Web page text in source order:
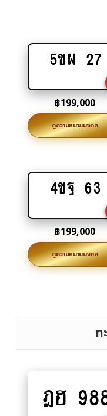
Add
cart
5ขผ 27
฿199,000
ดูความหมายมงคล
Add
cart
4ขฐ 63
฿199,000
ดูความหมายมงคล
ท
to
ฎฮ